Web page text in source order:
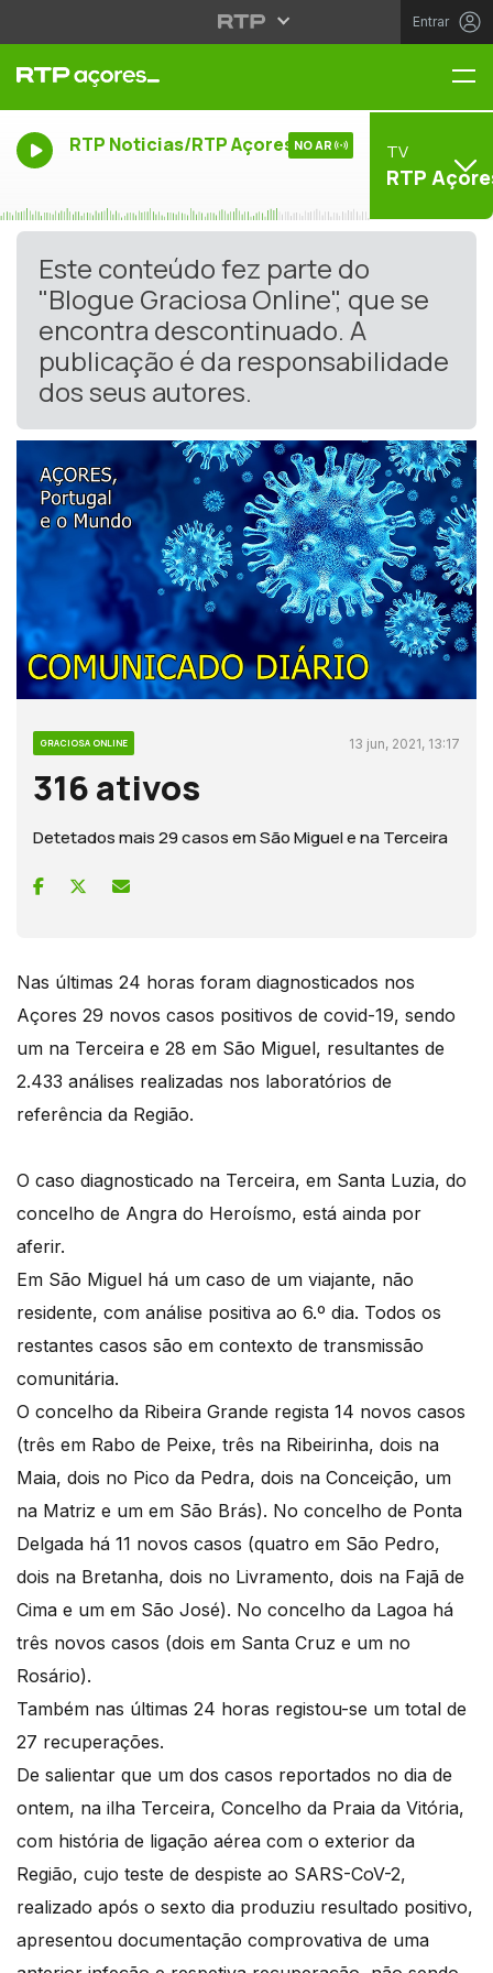
Entrar
RTP Noticias/RTP Açores NO AR TV
RTP
Este conteúdo fez parte do
"Blogue Graciosa Online", que se
encontra descontinuado. A
publicação é da responsabilidade
dos seus autores.
GRACIOSA ONLINE 13 jun, 2021, 13:17
316 ativos
Detetados mais 29 casos em São Miguel e na Terceira
Nas últimas 24 horas foram diagnosticados nos
Açores 29 novos casos positivos de covid-19, sendo
um na Terceira e 28 em São Miguel, resultantes de
2.433 análises realizadas nos laboratórios de
referência da Região.
O caso diagnosticado na Terceira, em Santa Luzia, do
concelho de Angra do Heroísmo, está ainda por
aferir.
Em São Miguel há um caso de um viajante, não
residente, com análise positiva ao 6.º dia. Todos os
restantes casos são em contexto de transmissão
comunitária.
O concelho da Ribeira Grande regista 14 novos casos
(três em Rabo de Peixe, três na Ribeirinha, dois na
Maia, dois no Pico da Pedra, dois na Conceição, um
na Matriz e um em São Brás). No concelho de Ponta
Delgada há 11 novos casos (quatro em São Pedro,
dois na Bretanha, dois no Livramento, dois na Fajã de
Cima e um em São José). No concelho da Lagoa há
três novos casos (dois em Santa Cruz e um no
Rosário).
Também nas últimas 24 horas registou-se um total de
27 recuperações.
De salientar que um dos casos reportados no dia de
ontem, na ilha Terceira, Concelho da Praia da Vitória,
com história de ligação aérea com o exterior da
Região, cujo teste de despiste ao SARS-CoV-2,
realizado após o sexto dia produziu resultado positivo,
apresentou documentação comprovativa de uma